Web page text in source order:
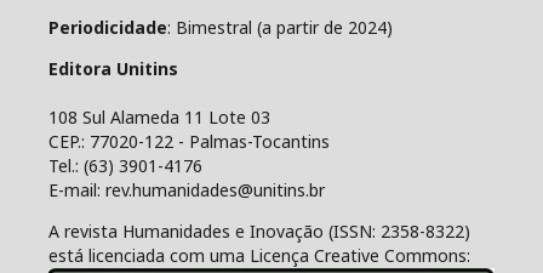
Periodicidade: Bimestral (a partir de 2024)
Editora Unitins
108 Sul Alameda 11 Lote 03
CEP.: 77020-122 - Palmas-Tocantins
Tel.: (63) 3901-4176
E-mail: rev.humanidades@unitins.br
A revista Humanidades e Inovação (ISSN: 2358-8322)
está licenciada com uma Licença Creative Commons: